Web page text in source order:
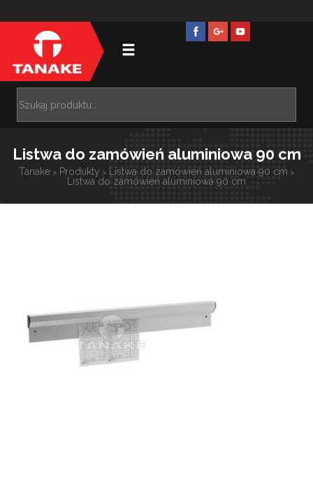
Listwa do zamówień aluminiowa 90 cm
Tanake> Produkty > Listwa do zamówień aluminiowa 90 cm >
Listwa do zamówień aluminiowa 90 cm